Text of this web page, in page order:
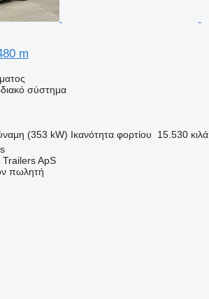
m
σύστημα
(353 kW) Ικανότητα φορτίου 15.530 κιλά
ApS
πωλητή